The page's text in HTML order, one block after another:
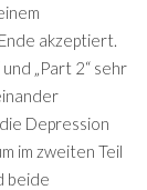
akzeptiert.
„Part 2“ sehr
Depression
im zweiten Teil
beide